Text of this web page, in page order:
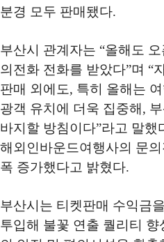
분경 모두 판매됐다.
부산시 관계자는 “올해도
의전화 전화를 받았다”며 “
판매 외에도, 특히 올해는
광객 유치에 더욱 집중해,
바지할 방침이다”라고 말했
해외인바운드여행사의 문
폭 증가했다고 밝혔다.
부산시는 티켓판매 수익금
투입해 불꽃 연출 퀄리티